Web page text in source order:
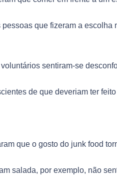
que fizeram a
sentiram-se
de que deveriam ter
que o gosto do junk food
salada, por exemplo, não